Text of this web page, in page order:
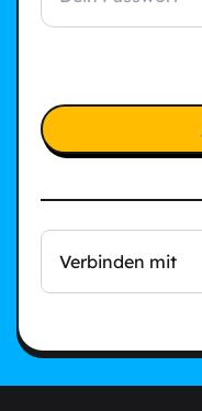
Verbinden mit